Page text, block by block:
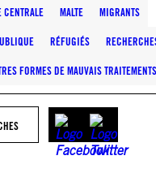
CENTRALE MALTE MIGRANTS
RÉFUGIÉS
FORMES DE MAUVAIS TRAITEMENTS